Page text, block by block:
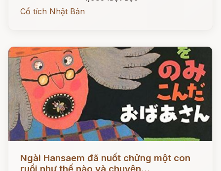
Cổ tích Nhật Bản
Ngài Hansaem đã nuốt chửng một con